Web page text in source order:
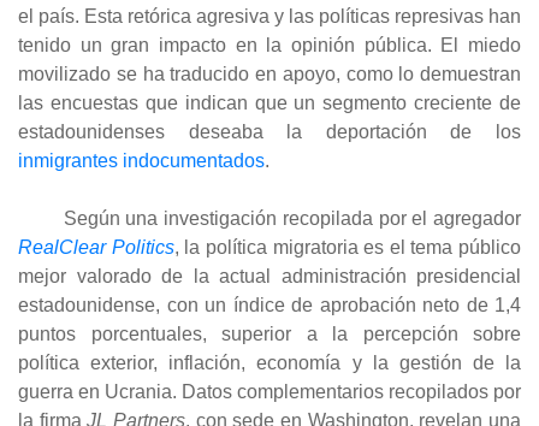
el país. Esta retórica agresiva y las políticas represivas han
tenido un gran impacto en la opinión pública. El miedo
movilizado se ha traducido en apoyo, como lo demuestran
las encuestas que indican que un segmento creciente de
estadounidenses deseaba la deportación de los
inmigrantes indocumentados.
Según una investigación recopilada por el agregador
RealClear Politics, la política migratoria es el tema público
mejor valorado de la actual administración presidencial
estadounidense, con un índice de aprobación neto de 1,4
puntos porcentuales, superior a la percepción sobre
política exterior, inflación, economía y la gestión de la
guerra en Ucrania. Datos complementarios recopilados por
la firmaJL Partners, con sede en Washington, revelan una